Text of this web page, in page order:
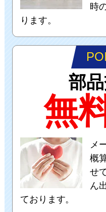
時
ります。
部
無
メ
概
せ
ん
ております。